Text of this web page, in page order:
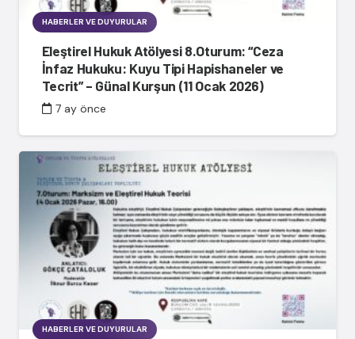
HABERLER VE DUYURULAR
Eleştirel Hukuk Atölyesi 8.Oturum: “Ceza
İnfaz Hukuku: Kuyu Tipi Hapishaneler ve
Tecrit” – Günal Kurşun (11 Ocak 2026)
7 ay önce
HABERLER VE DUYURULAR